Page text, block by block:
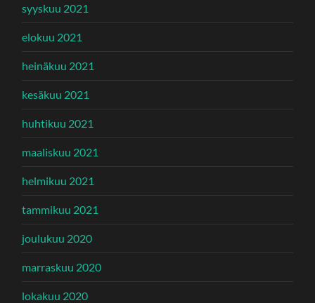
syyskuu 2021
elokuu 2021
heinäkuu 2021
kesäkuu 2021
huhtikuu 2021
maaliskuu 2021
helmikuu 2021
tammikuu 2021
joulukuu 2020
marraskuu 2020
lokakuu 2020